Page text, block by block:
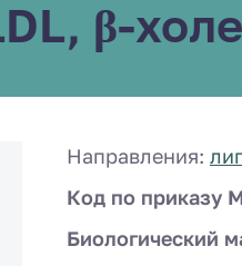
β-
Направления:
Код по приказу
Биологический